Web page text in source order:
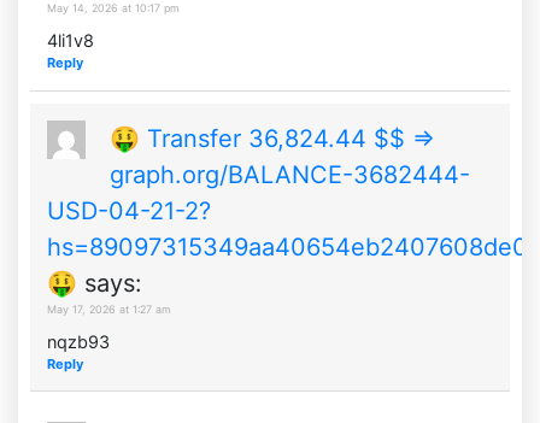
May 14, 2026 at 10:17 pm
4li1v8
Reply
🤑 Transfer 36,824.44 $$ ⇒
graph.org/BALANCE-3682444-
USD-04-21-2?
🤑 says:
May 17, 2026 at 1:27 am
nqzb93
Reply